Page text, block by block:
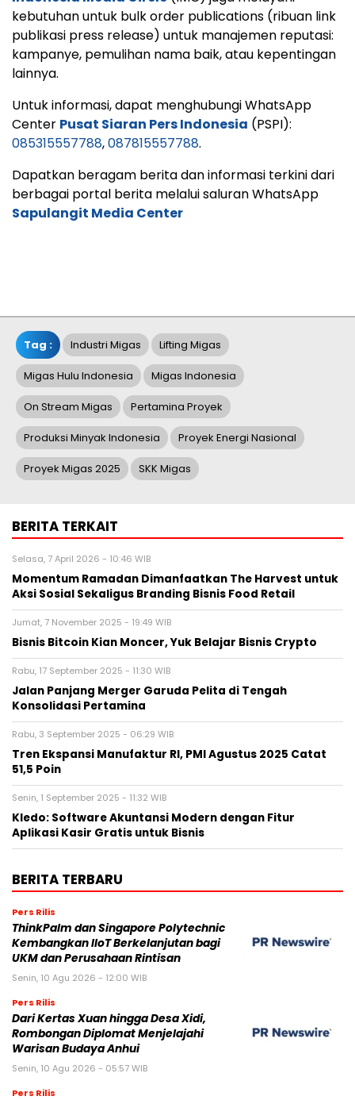
kebutuhan untuk bulk order publications (ribuan link
publikasi press release) untuk manajemen reputasi:
kampanye, pemulihan nama baik, atau kepentingan
lainnya.
Untuk informasi, dapat menghubungi WhatsApp
Center Pusat Siaran Pers Indonesia (PSPI):
085315557788,087815557788.
Dapatkan beragam berita dan informasi terkini dari
berbagai portal berita melalui saluran WhatsApp
Sapulangit Media Center
Tag : Industri Migas Lifting Migas
Migas Hulu Indonesia Migas Indonesia
On Stream Migas Pertamina Proyek
Produksi Minyak Indonesia Proyek Energi Nasional
Proyek Migas 2025 SKK Migas
BERITA TERKAIT
Selasa, 7 April 2026 - 10:46 WIB
Momentum Ramadan Dimanfaatkan The Harvest untuk
Aksi Sosial Sekaligus Branding Bisnis Food Retail
Jumat, 7 November 2025 - 19:49 WIB
Bisnis Bitcoin Kian Moncer, Yuk Belajar Bisnis Crypto
Rabu, 17 September 2025 - 11:30 WIB
Jalan Panjang Merger Garuda Pelita di Tengah
Konsolidasi Pertamina
Rabu, 3 September 2025 - 06:29 WIB
Tren Ekspansi Manufaktur RI, PMI Agustus 2025 Catat
51,5 Poin
Senin, 1 September 2025 - 11:32 WIB
Kledo: Software Akuntansi Modern dengan Fitur
Aplikasi Kasir Gratis untuk Bisnis
BERITA TERBARU
Pers Rilis
ThinkPalm dan Singapore Polytechnic
Kembangkan IIoT Berkelanjutan bagi
UKM dan Perusahaan Rintisan
Senin, 10 Agu 2026 - 12:00 WIB
Pers Rilis
Dari Kertas Xuan hingga Desa Xidi,
Rombongan Diplomat Menjelajahi
Warisan Budaya Anhui
Senin, 10 Agu 2026 - 05:57 WIB
Pers Rilis